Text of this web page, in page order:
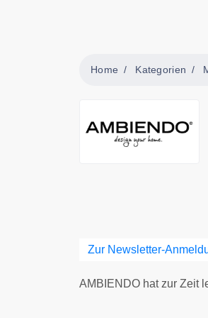
Home Kategorien
Zur Newsletter-
AMBIENDO hat zur Zeit